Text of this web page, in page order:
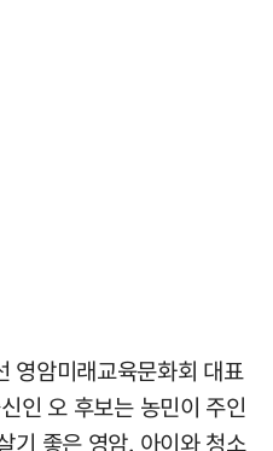
영암미래교육문화회 대표
인 오 후보는 농민이 주인
기 좋은 영암, 아이와 청소